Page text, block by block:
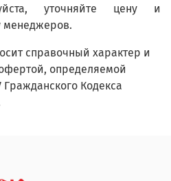
уточняйте цену и
справочный характер и
определяемой
Кодекса